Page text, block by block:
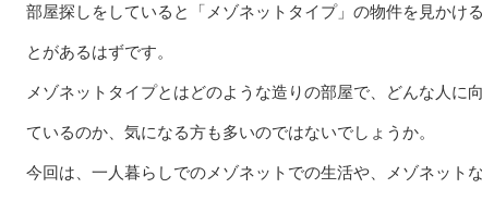
部屋探しをしていると「メゾネットタイプ」の物件を見かけ
とがあるはずです。
メゾネットタイプとはどのような造りの部屋で、どんな人に
ているのか、気になる方も多いのではないでしょうか。
今回は、一人暮らしでのメゾネットでの生活や、メゾネット